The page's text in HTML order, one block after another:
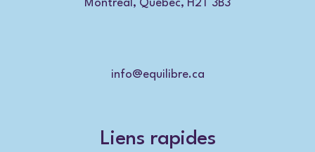
Montréal, Québec, H2T 3B3
info@equilibre.ca
Liens rapides